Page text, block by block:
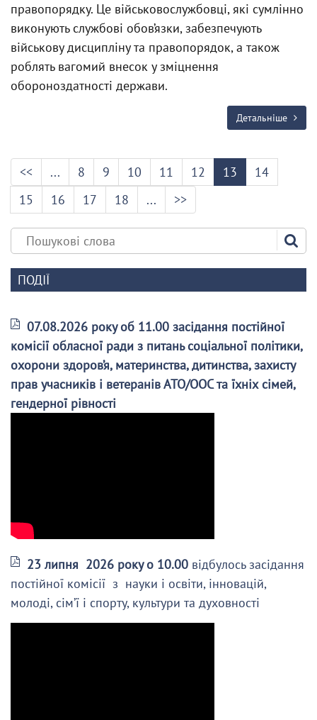
правопорядку. Це військовослужбовці, які сумлінно
виконують службові обов’язки, забезпечують
військову дисципліну та правопорядок, а також
роблять вагомий внесок у зміцнення
обороноздатності держави.
Детальніше
<< ... 8 9 10 11 12 13
14
15
16 17 18 ... >>
ПОДІЇ
07.08.2026 року об 11.00 засідання постійної
комісії обласної ради з питань соціальної політики,
охорони здоров’я, материнства, дитинства, захисту
прав учасників і ветеранів АТО/ООС та їхніх сімей,
гендерної рівності
23 липня 2026 року о 10.00 відбулось засідання
постійної комісії з науки і освіти, інновацій,
молоді, сім’ї і спорту, культури та духовності